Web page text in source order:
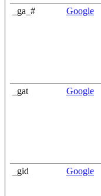
_ga_# Google
_gat Google
_gid Google